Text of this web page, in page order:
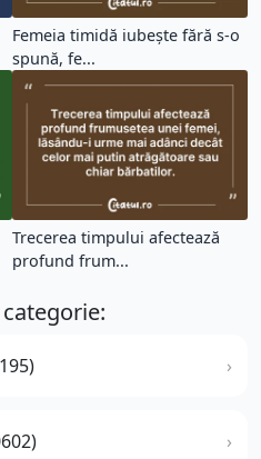
Femeia timidă iubeşte fără s-o
spună, fe...
Trecerea timpului afectează
profund frum...